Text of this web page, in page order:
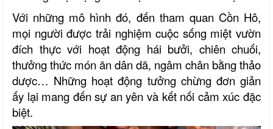
Với những mô hình đó, đến tham quan Cồn Hô,
mọi người được trải nghiệm cuộc sống miệt vườn
đích thực với hoạt động hái bưởi, chiên chuối,
thưởng thức món ăn dân dã, ngâm chân bằng thảo
dược… Những hoạt động tưởng chừng đơn giản
ấy lại mang đến sự an yên và kết nối cảm xúc đặc
biệt.